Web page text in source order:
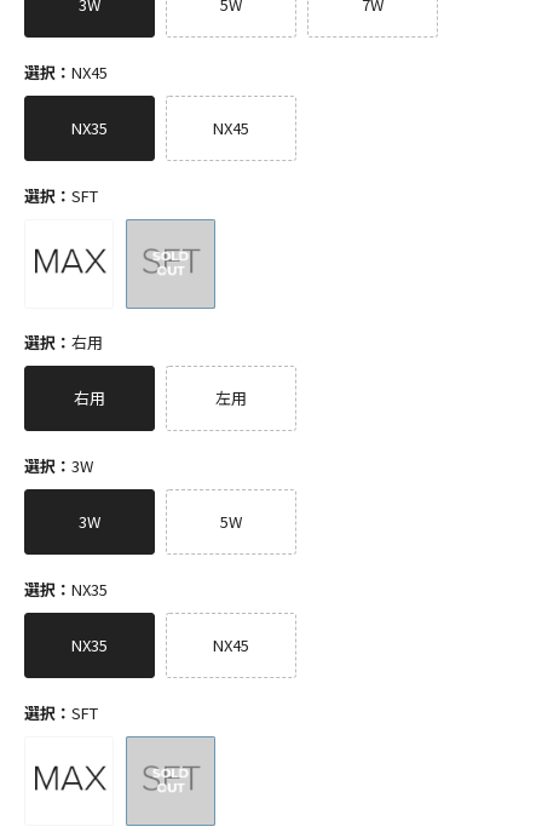
3W 5W 7W
選択： NX45
NX35 NX45
選択： SFT
選択： 右用
右用 左用
選択： 3W
3W 5W
選択： NX35
NX35 NX45
選択： SFT